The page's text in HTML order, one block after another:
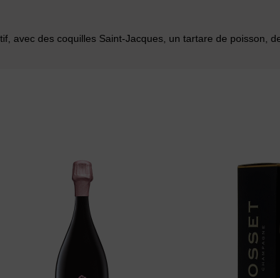
avec des coquilles Saint-Jacques, un tartare de poisson,